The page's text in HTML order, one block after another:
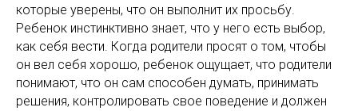
которые уверены, что он выполнит их просьбу.
Ребенок инстинктивно знает, что у него есть выбор,
как себя вести. Когда родители просят о том, чтобы
он вел себя хорошо, ребенок ощущает, что родители
понимают, что он сам способен думать, принимать
решения, контролировать свое поведение и должен